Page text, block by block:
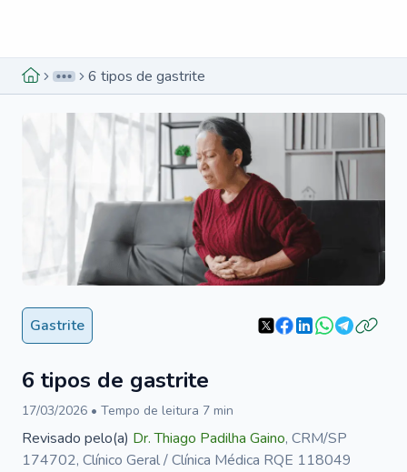
6 tipos de gastrite
Gastrite
6 tipos de gastrite
17/03/2026 • Tempo de leitura 7 min
Revisado pelo(a) Dr. Thiago Padilha Gaino, CRM/SP
174702, Clínico Geral / Clínica Médica RQE 118049